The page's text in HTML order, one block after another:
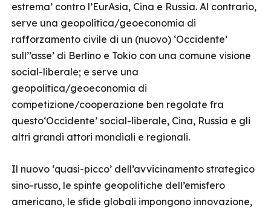
estrema’ contro l’EurAsia, Cina e Russia. Al contrario,
serve una geopolitica/geoeconomia di
rafforzamento civile di un (nuovo) ‘Occidente’
sull’’asse’ di Berlino e Tokio con una comune visione
social-liberale; e serve una
geopolitica/geoeconomia di
competizione/cooperazione ben regolate fra
questo‘Occidente’ social-liberale, Cina, Russia e gli
altri grandi attori mondiali e regionali.
Il nuovo ‘quasi-picco’ dell’avvicinamento strategico
sino-russo, le spinte geopolitiche dell’emisfero
americano, le sfide globali impongono innovazione,